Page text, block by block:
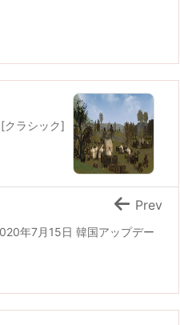
クラシック]
年7月15日 韓国アップデー
Prev